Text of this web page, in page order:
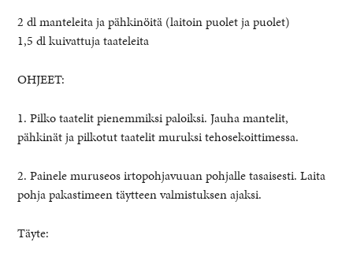
2 dl manteleita ja pähkinöitä (laitoin puolet ja puolet)
1,5 dl kuivattuja taateleita
OHJEET:
1. Pilko taatelit pienemmiksi paloiksi. Jauha mantelit,
pähkinät ja pilkotut taatelit muruksi tehosekoittimessa.
2. Painele muruseos irtopohjavuuan pohjalle tasaisesti. Laita
pohja pakastimeen täytteen valmistuksen ajaksi.
Täyte: